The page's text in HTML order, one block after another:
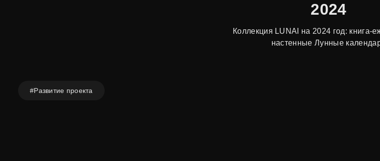
2024
Коллекция LUNAI на 2024 год: книга-
настенные Лунные
#Развитие проекта